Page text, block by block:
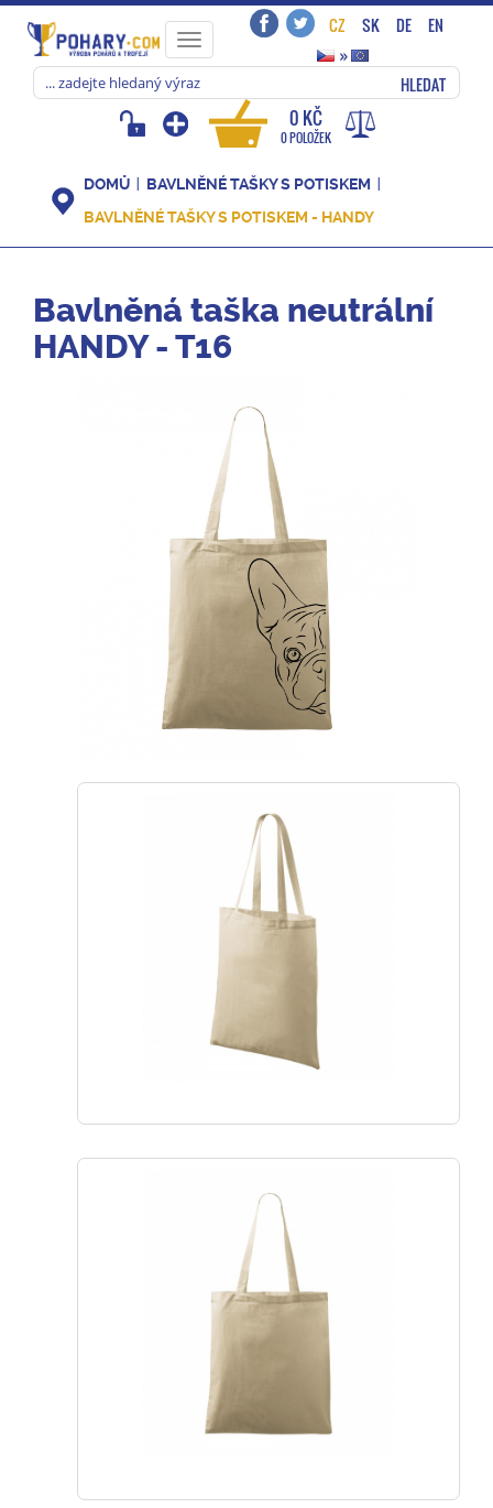
Toggle
navigation
CZ SK DE
EN
»
HLEDAT
0 KČ
0 POLOŽEK
DOMŮ
BAVLNĚNÉ TAŠKY S POTISKEM
BAVLNĚNÉ TAŠKY S POTISKEM - HANDY
Bavlněná taška neutrální
HANDY - T16